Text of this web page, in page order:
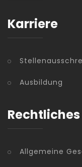
Karriere
Ausbildung
Rechtliches
Allgemeine